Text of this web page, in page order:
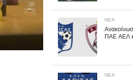
ΝΕΑ
ΠΑΕ ΑΕΛ
ΝΕΑ